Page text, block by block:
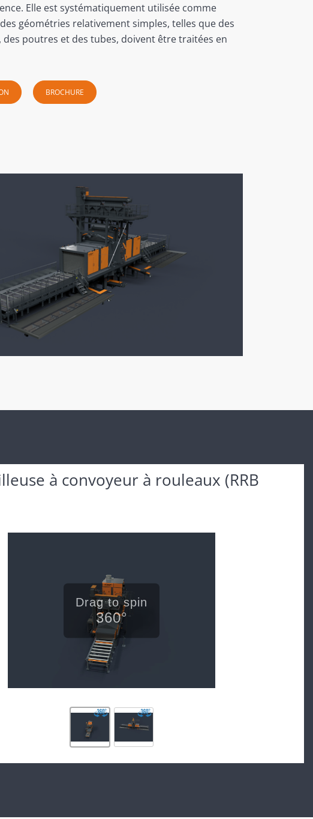
Elle est systématiquement utilisée comme
géométries relativement simples, telles que des
des poutres et des tubes, doivent être traitées en
BROCHURE
à convoyeur à rouleaux (RRB
Drag to spin
360°